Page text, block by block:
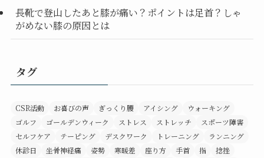
長靴で登山したあと膝が痛い？ポイントは足首？しゃ
がめない膝の原因とは
タグ
CSR活動 お喜びの声 ぎっくり腰 アイシング
ウォーキング
ゴルフ
ゴールデンウィーク ストレス ストレッチ
スポーツ障害
セルフケア
テーピング デスクワーク トレーニング
ランニング
休診日
坐骨神経痛 姿勢 寒暖差 座り方 手首 指
捻挫